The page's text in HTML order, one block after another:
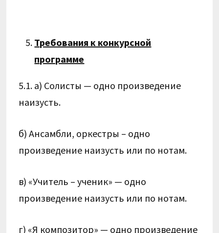
Требования к конкурсной
программе
5.1. а) Солисты — одно произведение
наизусть.
б) Ансамбли, оркестры – одно
произведение наизусть или по нотам.
в) «Учитель – ученик» — одно
произведение наизусть или по нотам.
г) «Я композитор» — одно произведение